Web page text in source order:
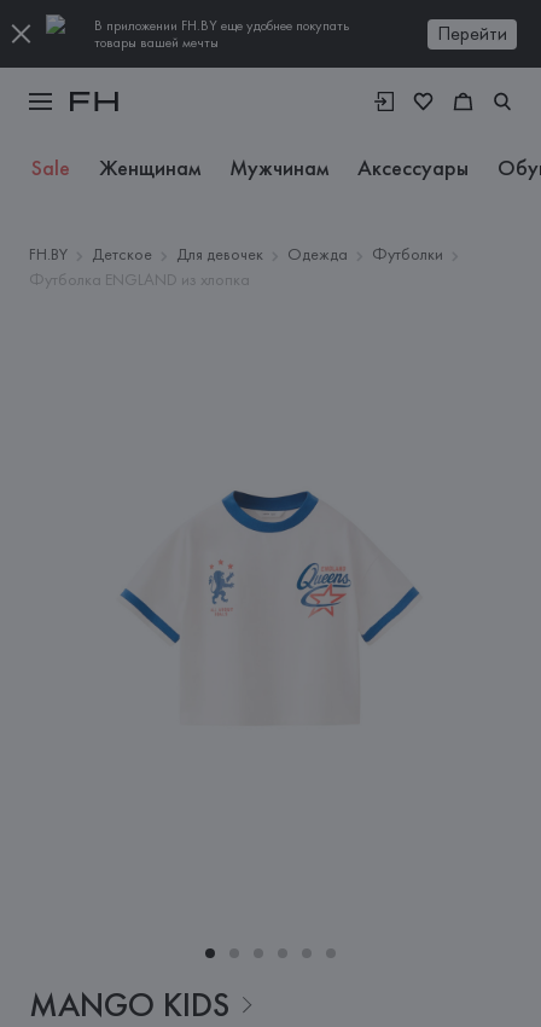
В приложении FH.BY еще удобнее покупать
товары вашей мечты
Перейти
Sale Женщинам Мужчинам Аксессуары
FH.BY Детское Для девочек Одежда
Футболки
Футболка ENGLAND из хлопка
MANGO KIDS